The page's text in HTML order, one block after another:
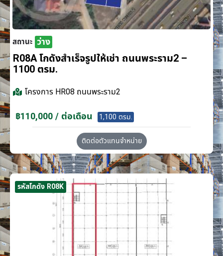
สถานะ ว่าง
R08A โกดังสำเร็จรูปให้เช่า ถนนพระราม2 –
1100 ตรม.
โครงการ HR08 ถนนพระราม2
฿110,000 / ต่อเดือน 1,100 ตรม.
ติดต่อตัวแทนจำหน่าย
รหัสโกดัง R08K